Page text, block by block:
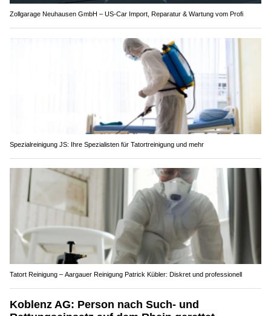
Zollgarage Neuhausen GmbH – US-Car Import, Reparatur & Wartung vom Profi
Spezialreinigung JS: Ihre Spezialisten für Tatortreinigung und mehr
Tatort Reinigung – Aargauer Reinigung Patrick Kübler: Diskret und professionell
Koblenz AG: Person nach Such- und